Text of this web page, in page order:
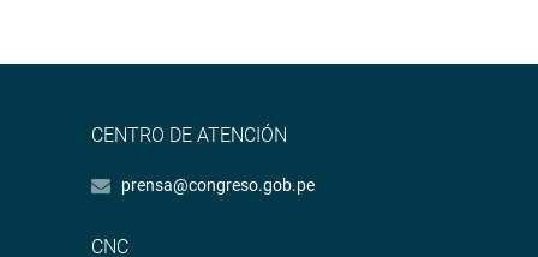
CENTRO DE ATENCIÓN
prensa@congreso.gob.pe
CNC